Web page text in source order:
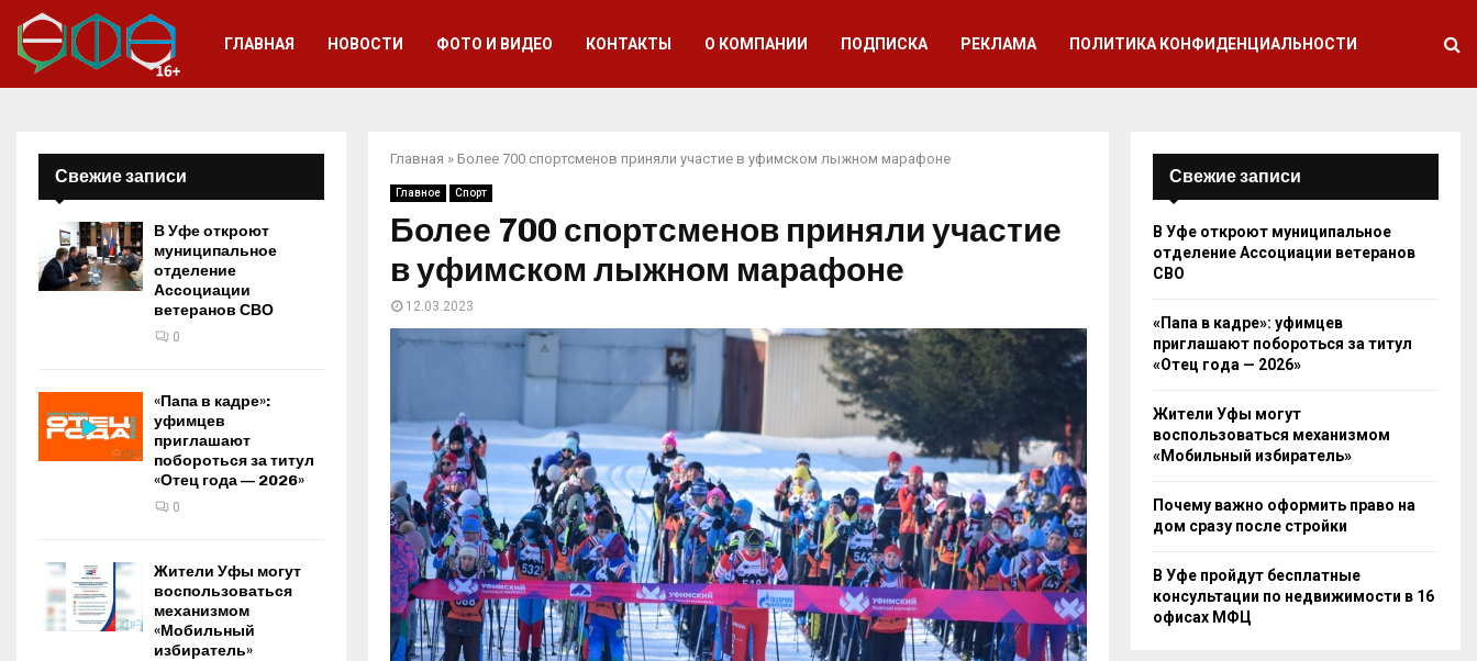
ГЛАВНАЯ НОВОСТИ ФОТО И ВИДЕО КОНТАКТЫ О КОМПАНИИ ПОДПИСКА РЕКЛАМА ПОЛИТИКА КОНФИДЕНЦИАЛЬНОСТИ
Главная » Более 700 спортсменов приняли участие в уфимском лыжном марафоне
Главное Спорт
Более 700 спортсменов приняли участие
в уфимском лыжном марафоне
12.03.2023
Свежие записи
В Уфе откроют
муниципальное
отделение
Ассоциации
ветеранов СВО
0
«Папа в кадре»:
уфимцев
приглашают
побороться за титул
«Отец года — 2026»
0
Жители Уфы могут
воспользоваться
механизмом
«Мобильный
избиратель»
Свежие записи
В Уфе откроют муниципальное
отделение Ассоциации ветеранов
СВО
«Папа в кадре»: уфимцев
приглашают побороться за титул
«Отец года — 2026»
Жители Уфы могут
воспользоваться механизмом
«Мобильный избиратель»
Почему важно оформить право на
дом сразу после стройки
В Уфе пройдут бесплатные
консультации по недвижимости в 16
офисах МФЦ